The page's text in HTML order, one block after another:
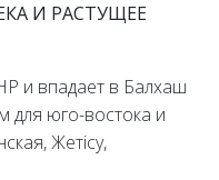
И РАСТУЩЕЕ
и впадает в Балхаш
юго-востока и
Жетісу,